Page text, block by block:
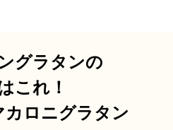
グラタンの
これ！
カロニグラタン